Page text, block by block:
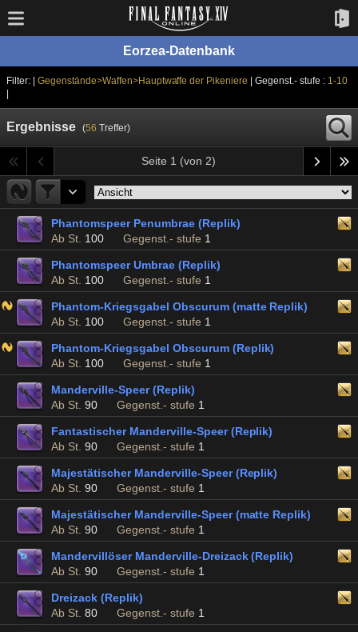
Eorzea-Datenbank
Filter: | Gegenstände>Waffen>Hauptwaffe der Pikeniere | Gegenst.- stufe : 1-10
Ergebnisse (56 Treffer)
Seite 1 (von 2)
Phantomspeer Penumbrae (Replik)
Ab St. 100 Gegenst.- stufe 1
Phantomspeer Umbrae (Replik)
Ab St. 100 Gegenst.- stufe 1
Phantom-Kriegsgabel Obscurum (matte Replik)
Ab St. 100 Gegenst.- stufe 1
Phantom-Kriegsgabel Obscurum (Replik)
Ab St. 100 Gegenst.- stufe 1
Manderville-Speer (Replik)
Ab St. 90 Gegenst.- stufe 1
Fantastischer Manderville-Speer (Replik)
Ab St. 90 Gegenst.- stufe 1
Majestätischer Manderville-Speer (Replik)
Ab St. 90 Gegenst.- stufe 1
Majestätischer Manderville-Speer (matte Replik)
Ab St. 90 Gegenst.- stufe 1
Mandervillöser Manderville-Dreizack (Replik)
Ab St. 90 Gegenst.- stufe 1
Dreizack (Replik)
Ab St. 80 Gegenst.- stufe 1